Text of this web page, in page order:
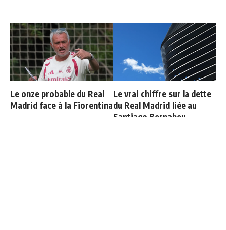
Le onze probable du Real
Madrid face à la Fiorentina
Le vrai chiffre sur la dette
du Real Madrid liée au
Santiago Bernabeu